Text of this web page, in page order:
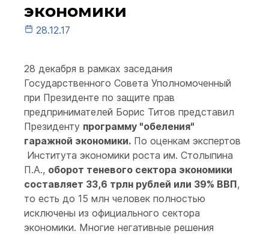
экономики
28.12.17
28 декабря в рамках заседания
Государственного Совета Уполномоченный
при Президенте по защите прав
предпринимателей Борис Титов представил
Президенту программу "обеления"
гаражной экономики. По оценкам экспертов
Института экономики роста им. Столыпина
П.А., оборот теневого сектора экономики
составляет 33,6 трлн рублей или 39% ВВП,
то есть до 15 млн человек полностью
исключены из официального сектора
экономики. Многие негативные решения